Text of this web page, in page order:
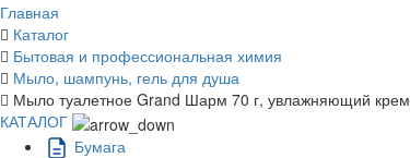
Главная
Каталог
Бытовая и профессиональная химия
Мыло, шампунь, гель для душа
Мыло туалетное Grand Шарм 70 г, увлажняющий крем
КАТАЛОГ
Бумага